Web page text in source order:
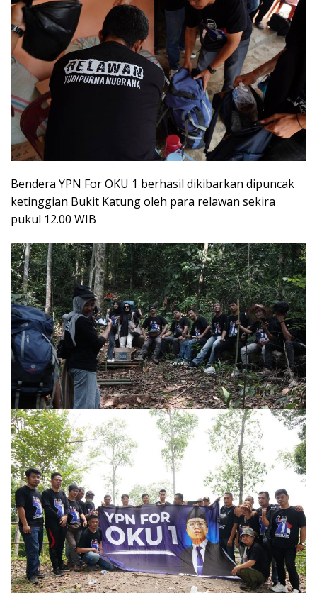
Bendera YPN For OKU 1 berhasil dikibarkan dipuncak
ketinggian Bukit Katung oleh para relawan sekira
pukul 12.00 WIB